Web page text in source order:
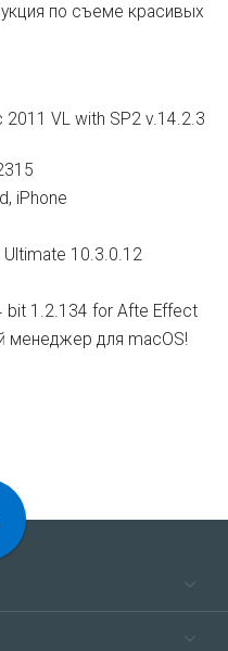
по съеме красивых
VL with SP2 v.14.2.3
iPhone
10.3.0.12
bit 1.2.134 for Afte Effect
менеджер для macOS!